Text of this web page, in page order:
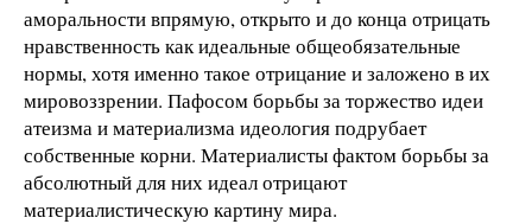
аморальности впрямую, открыто и до конца отрицать
нравственность как идеальные общеобязательные
нормы, хотя именно такое отрицание и заложено в их
мировоззрении. Пафосом борьбы за торжество идеи
атеизма и материализма идеология подрубает
собственные корни. Материалисты фактом борьбы за
абсолютный для них идеал отрицают
материалистическую картину мира.